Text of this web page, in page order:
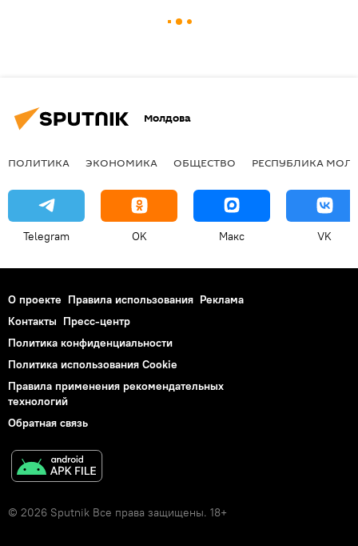
Молдова
ПОЛИТИКА ЭКОНОМИКА ОБЩЕСТВО РЕСПУБЛИКА
Telegram OK Макс VK
О проекте Правила использования Реклама
Контакты Пресс-центр
Политика конфиденциальности
Политика использования Cookie
Правила применения рекомендательных
технологий
Обратная связь
© 2026 Sputnik Все права защищены. 18+